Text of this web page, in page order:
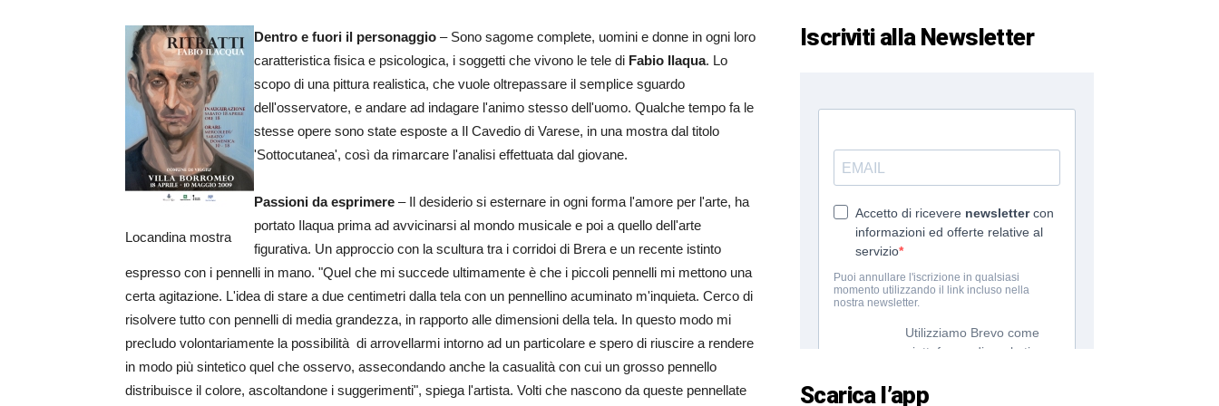
Locandina mostra
Dentro e fuori il personaggio – Sono sagome complete, uomini e donne in ogni loro
caratteristica fisica e psicologica, i soggetti che vivono le tele di Fabio Ilaqua. Lo
scopo di una pittura realistica, che vuole oltrepassare il semplice sguardo
dell'osservatore, e andare ad indagare l'animo stesso dell'uomo. Qualche tempo fa le
stesse opere sono state esposte a Il Cavedio di Varese, in una mostra dal titolo
'Sottocutanea', così da rimarcare l'analisi effettuata dal giovane.
Passioni da esprimere – Il desiderio si esternare in ogni forma l'amore per l'arte, ha
portato Ilaqua prima ad avvicinarsi al mondo musicale e poi a quello dell'arte
figurativa. Un approccio con la scultura tra i corridoi di Brera e un recente istinto
espresso con i pennelli in mano. "Quel che mi succede ultimamente è che i piccoli pennelli mi mettono una
certa agitazione. L'idea di stare a due centimetri dalla tela con un pennellino acuminato m'inquieta. Cerco di
risolvere tutto con pennelli di media grandezza, in rapporto alle dimensioni della tela. In questo modo mi
precludo volontariamente la possibilità di arrovellarmi intorno ad un particolare e spero di riuscire a rendere
in modo più sintetico quel che osservo, assecondando anche la casualità con cui un grosso pennello
distribuisce il colore, ascoltandone i suggerimenti", spiega l'artista. Volti che nascono da queste pennellate
Iscriviti alla Newsletter
Scarica l’app